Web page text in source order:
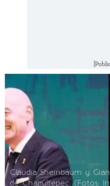
Claudia Sheinbaum y
de Chapultepec. (Fotos: